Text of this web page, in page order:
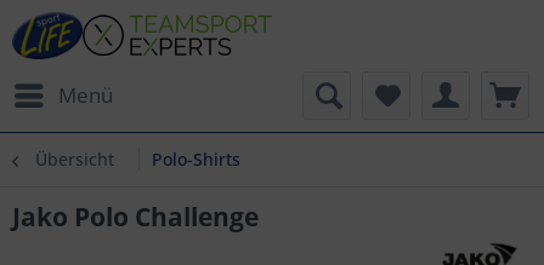
Menü
Übersicht Polo-Shirts
Jako Polo Challenge